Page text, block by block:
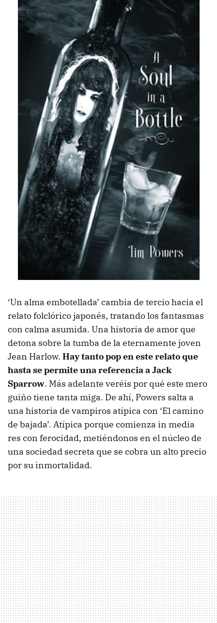
‘Un alma embotellada’ cambia de tercio hacia el
relato folclórico japonés, tratando los fantasmas
con calma asumida. Una historia de amor que
detona sobre la tumba de la eternamente joven
Jean Harlow. Hay tanto pop en este relato que
hasta se permite una referencia a Jack
Sparrow. Más adelante veréis por qué este mero
guiño tiene tanta miga. De ahí, Powers salta a
una historia de vampiros atípica con ‘El camino
de bajada’. Atípica porque comienza in media
res con ferocidad, metiéndonos en el núcleo de
una sociedad secreta que se cobra un alto precio
por su inmortalidad.